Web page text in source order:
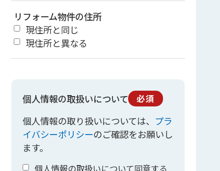
リフォーム物件の住所
現住所と同じ
現住所と異なる
個人情報の取扱いについて 必須
個人情報の取り扱いについては、 プラ
イバシーポリシーのご確認をお願いし
ます。
個人情報の取扱いについて同意する